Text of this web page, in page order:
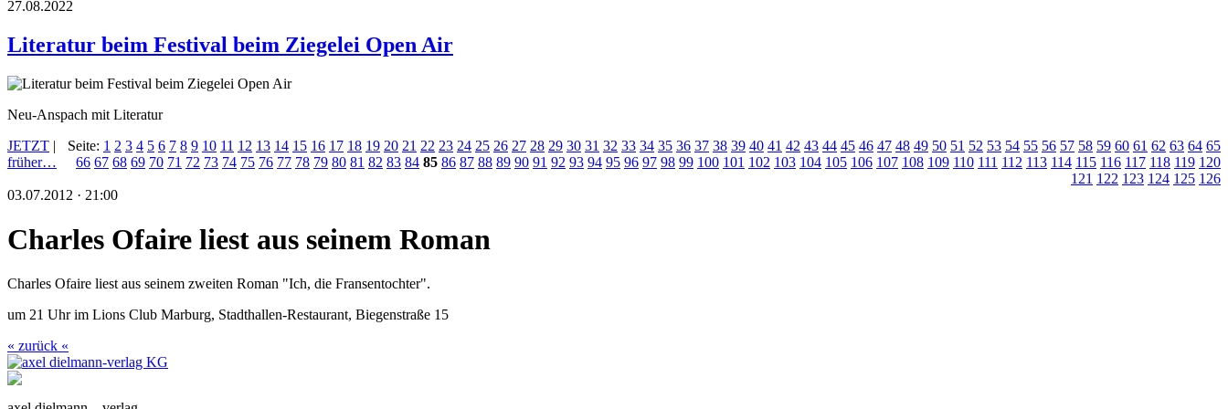
27.08.2022
Literatur beim Festival beim Ziegelei Open Air
Neu-Anspach mit Literatur
JETZT |
früher…
Seite: 1 2 3 4 5 6 7 8 9 10 11 12 13 14 15 16 17 18 19 20 21 22 23 24 25 26 27 28 29 30 31 32 33 34 35 36 37 38 39 40 41 42 43 44 45 46 47 48 49 50 51 52 53 54 55 56 57 58 59 60 61 62 63 64 65
66 67 68 69 70 71 72 73 74 75 76 77 78 79 80 81 82 83 84 85 86 87 88 89 90 91 92 93 94 95 96 97 98 99 100 101 102 103 104 105 106 107 108 109 110 111 112 113 114 115 116 117 118 119 120
121 122 123 124 125 126
03.07.2012 · 21:00
Charles Ofaire liest aus seinem Roman
Charles Ofaire liest aus seinem zweiten Roman "Ich, die Fransentochter".
um 21 Uhr im Lions Club Marburg, Stadthallen-Restaurant, Biegenstraße 15
« zurück «